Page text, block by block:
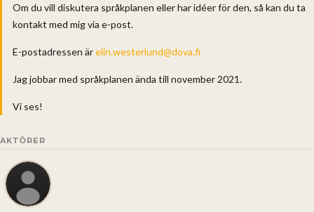
Om du vill diskutera språkplanen eller har idéer för den, så kan du ta
kontakt med mig via e-post.
E-postadressen ärelin.westerlund@dova.fi
Jag jobbar med språkplanen ända till november 2021.
Vi ses!
AKTÖRER